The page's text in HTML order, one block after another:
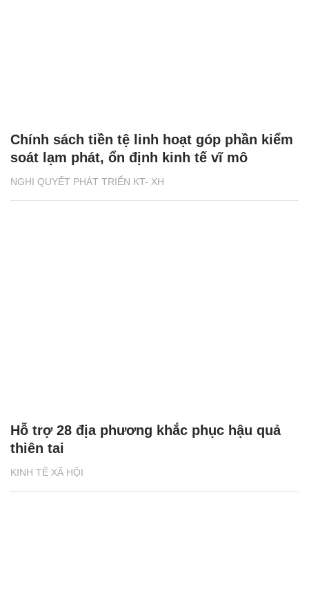
NGHỊ QUYẾT PHÁT TRIỂN KT- XH
Chính sách tiền tệ linh hoạt góp phần kiểm
soát lạm phát, ổn định kinh tế vĩ mô
KINH TẾ XÃ HỘI
Hỗ trợ 28 địa phương khắc phục hậu quả
thiên tai